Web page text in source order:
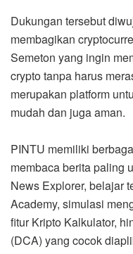
Dukungan tersebut
membagikan
Semeton yang ingin
crypto tanpa harus
merupakan platform
mudah dan juga aman.
PINTU memiliki
membaca berita paling
News Explorer, belajar
Academy, simulasi
fitur Kripto Kalkulator,
(DCA) yang cocok